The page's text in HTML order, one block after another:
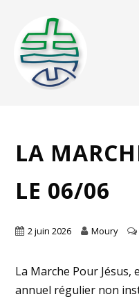
LA
LE 06/06
2 juin 2026 Moury
La Marche Pour Jésus,
annuel régulier non